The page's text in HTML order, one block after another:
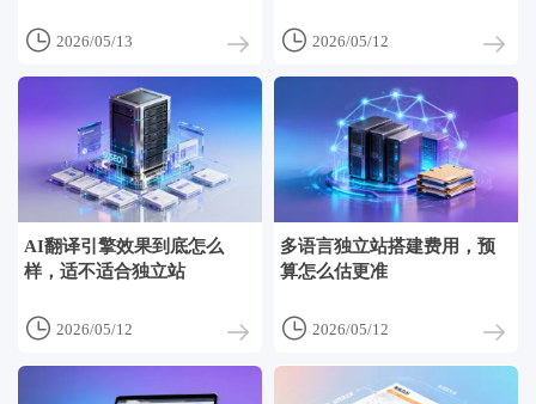
 2026/05/13  2026/05/12
AI翻译引擎效果到底怎么
样，适不适合独立站
 2026/05/12
多语言独立站搭建费用，预
算怎么估更准
 2026/05/12